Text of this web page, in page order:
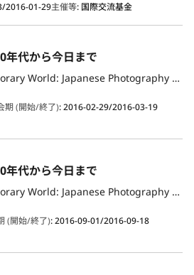
2016-01-29主催等: 国際交流基金
代から今日まで
Gazing at the Contemporary World: Japanese Photography from the 1970s to the Present
期 (開始/終了):2016-02-29/2016-03-19
代から今日まで
Gazing at the Contemporary World: Japanese Photography from the 1970s to the Present
(開始/終了):2016-09-01/2016-09-18